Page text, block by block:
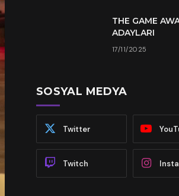
THE GAME
ADAYLARI
17/11/2025
SOSYAL MEDYA
Twitter
Twitch